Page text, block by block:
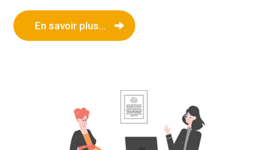
En savoir plus...